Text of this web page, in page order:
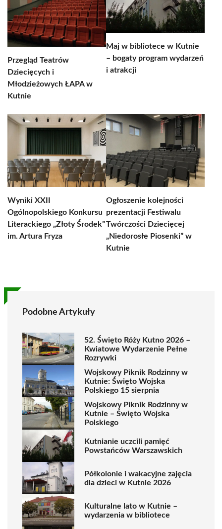
Przegląd Teatrów
Dziecięcych i
Młodzieżowych ŁAPA w
Kutnie
Maj w bibliotece w Kutnie
– bogaty program wydarzeń
i atrakcji
Wyniki XXII
Ogólnopolskiego Konkursu
Literackiego „Złoty Środek”
im. Artura Fryza
Ogłoszenie kolejności
prezentacji Festiwalu
Twórczości Dziecięcej
„Niedorosłe Piosenki” w
Kutnie
Podobne Artykuły
52. Święto Róży Kutno 2026 –
Kwiatowe Wydarzenie Pełne
Rozrywki
Wojskowy Piknik Rodzinny w
Kutnie: Święto Wojska
Polskiego 15 sierpnia
Wojskowy Piknik Rodzinny w
Kutnie – Święto Wojska
Polskiego
Kutnianie uczcili pamięć
Powstańców Warszawskich
Półkolonie i wakacyjne zajęcia
dla dzieci w Kutnie 2026
Kulturalne lato w Kutnie –
wydarzenia w bibliotece